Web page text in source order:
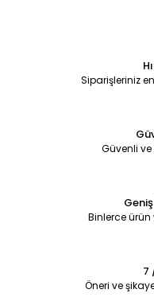
Siparişleriniz
Güvenli
Binlerce
7
Öneri ve